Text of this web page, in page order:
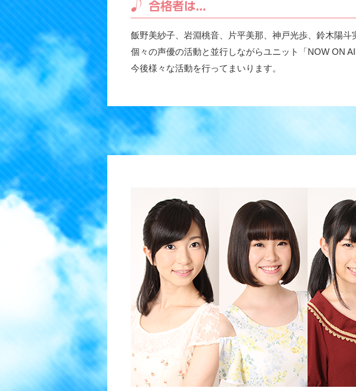
飯野美紗子、岩淵桃音、片平美那、神戸光歩、鈴木陽斗
個々の声優の活動と並行しながらユニット「NOW ON
今後様々な活動を行ってまいります。